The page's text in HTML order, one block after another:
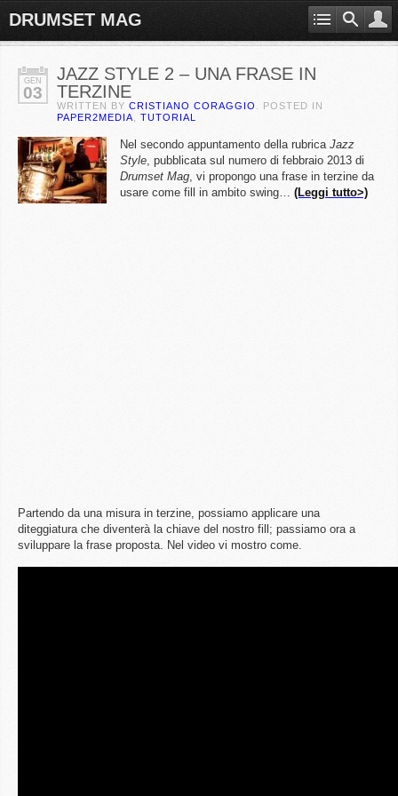
DRUMSET MAG
GEN
03
JAZZ STYLE 2 – UNA FRASE IN
TERZINE
WRITTEN BY CRISTIANO CORAGGIO
. POSTED IN
PAPER2MEDIA
TUTORIAL
Nel secondo appuntamento della rubrica Jazz
Style, pubblicata sul numero di febbraio 2013 di
Drumset Mag, vi propongo una frase in terzine da
usare come fill in ambito swing… (Leggi tutto>)
Partendo da una misura in terzine, possiamo applicare una
diteggiatura che diventerà la chiave del nostro fill; passiamo ora a
sviluppare la frase proposta. Nel video vi mostro come.